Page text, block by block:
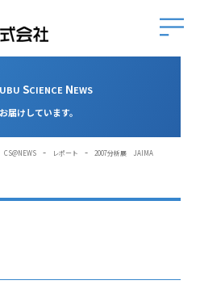
中部科
SCIENCE NEWS
届けしています。
CS@NEWS - レポート - 2007分析展 JAIMA